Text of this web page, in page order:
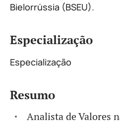
Bielorrússia (BSEU).
Especialização
Especialização
Resumo
Analista de Valores